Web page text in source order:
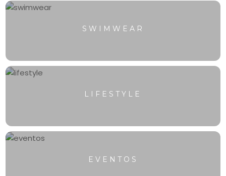
SWIMWEAR
LIFESTYLE
EVENTOS